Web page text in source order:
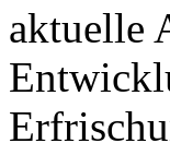
aktuelle